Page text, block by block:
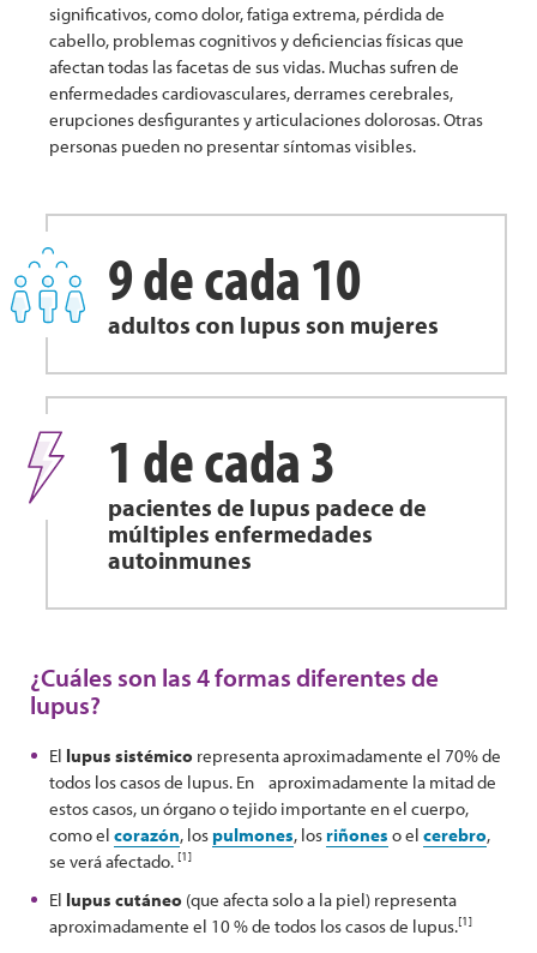
significativos, como dolor, fatiga extrema, pérdida de
cabello, problemas cognitivos y deficiencias físicas que
afectan todas las facetas de sus vidas. Muchas sufren de
enfermedades cardiovasculares, derrames cerebrales,
erupciones desfigurantes y articulaciones dolorosas. Otras
personas pueden no presentar síntomas visibles.
9 de cada 10
adultos con lupus son mujeres
1 de cada 3
pacientes de lupus padece de
múltiples enfermedades
autoinmunes
¿Cuáles son las 4 formas diferentes de
lupus?
El lupus sistémico representa aproximadamente el 70% de
todos los casos de lupus. En aproximadamente la mitad de
estos casos, un órgano o tejido importante en el cuerpo,
como el corazón, lospulmones, losriñones o el cerebro,
se verá afectado. [1]
El lupus cutáneo (que afecta solo a la piel) representa
aproximadamente el 10 % de todos los casos de lupus.[1]